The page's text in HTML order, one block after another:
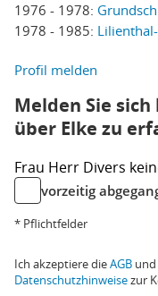
1976 - 1978:
1978 - 1985:
Profil melden
Melden Sie
über Elke zu
Frau Herr Divers
vorzeitig
* Pflichtfelder
Ich akzeptiere dieAGB
Datenschutzhinweisezur